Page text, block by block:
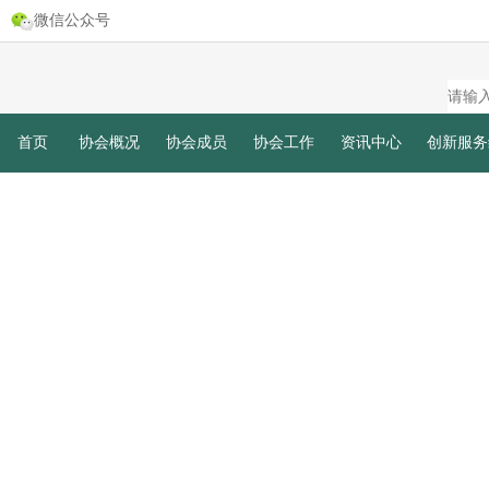
微信公众号
首页 协会概况 协会成员 协会工作 资讯中心 创新服